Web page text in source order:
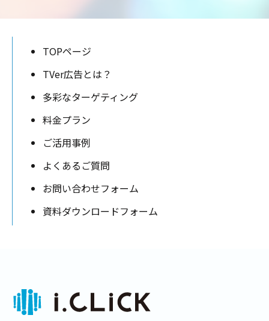
TOPページ
TVer広告とは？
多彩なターゲティング
料金プラン
ご活用事例
よくあるご質問
お問い合わせフォーム
資料ダウンロードフォーム